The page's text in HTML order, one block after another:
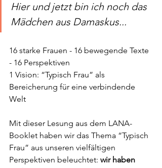
Hier und jetzt bin ich noch das
Mädchen aus Damaskus...
16 starke Frauen - 16 bewegende Texte
- 16 Perspektiven
1 Vision: “Typisch Frau” als
Bereicherung für eine verbindende
Welt
Mit dieser Lesung aus dem LANA-
Booklet haben wir das Thema “Typisch
Frau” aus unseren vielfältigen
Perspektiven beleuchtet: wir haben